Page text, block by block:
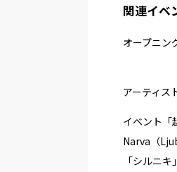
関連イベ
オープニ
アーティ
イベント「
Narva（
「シルニ